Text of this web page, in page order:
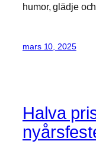
humor, glädje
mars 10, 2025
Halva